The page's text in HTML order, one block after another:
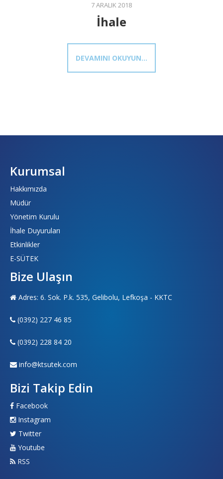
7 ARALIK 2018
İhale
DEVAMINI OKUYUN...
Kurumsal
Hakkımızda
Müdür
Yönetim Kurulu
İhale Duyuruları
Etkinlikler
E-SÜTEK
Bize Ulaşın
Adres: 6. Sok. P.k. 535, Gelibolu, Lefkoşa - KKTC
(0392) 227 46 85
(0392) 228 84 20
info@ktsutek.com
Bizi Takip Edin
Facebook
Instagram
Twitter
Youtube
RSS